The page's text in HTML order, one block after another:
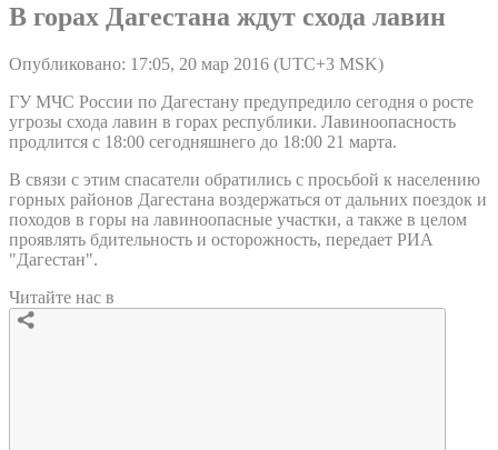
В горах Дагестана ждут схода лавин
Опубликовано: 17:05, 20 мар 2016 (UTC+3 MSK)
ГУ МЧС России по Дагестану предупредило сегодня о росте
угрозы схода лавин в горах республики. Лавиноопасность
продлится с 18:00 сегодняшнего до 18:00 21 марта.
В связи с этим спасатели обратились с просьбой к населению
горных районов Дагестана воздержаться от дальних поездок и
походов в горы на лавиноопасные участки, а также в целом
проявлять бдительность и осторожность, передает РИА
"Дагестан".
Читайте нас в